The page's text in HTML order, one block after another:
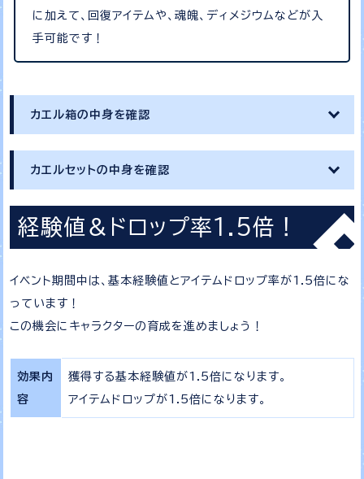
に加えて、回復アイテムや、魂魄、ディメジウムなどが入
手可能です！
カエル箱の中身を確認
カエルセットの中身を確認
経験値＆ドロップ率1.5倍！
イベント期間中は、基本経験値とアイテムドロップ率が1.5倍にな
っています！
この機会にキャラクターの育成を進めましょう！
効果内
容
獲得する基本経験値が1.5倍になります。
アイテムドロップが1.5倍になります。